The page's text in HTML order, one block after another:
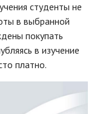
студенты не
в выбранной
покупать
в изучение
платно.